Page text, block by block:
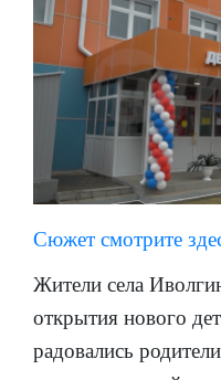
Сюжет смотрите
Жители села
открытия нового
радовались